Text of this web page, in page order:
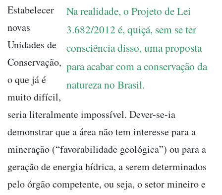
Na realidade, o Projeto de Lei
3.682/2012 é, quiçá, sem se ter
consciência disso, uma proposta
para acabar com a conservação da
natureza no Brasil.
Estabelecer
novas
Unidades de
Conservação,
o que já é
muito difícil,
seria literalmente impossível. Dever-se-ia
demonstrar que a área não tem interesse para a
mineração (“favorabilidade geológica”) ou para a
geração de energia hídrica, a serem determinados
pelo órgão competente, ou seja, o setor mineiro e